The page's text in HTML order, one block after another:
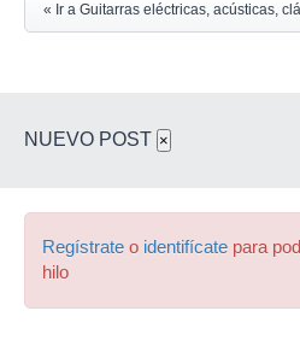
« Ir a Guitarras eléctricas, acústicas,
NUEVO POST ×
Regístrate o identifícate para
hilo